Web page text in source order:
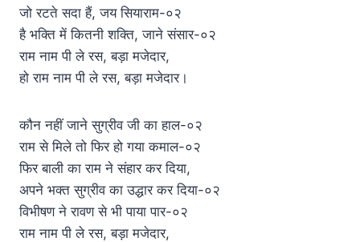
जो रटते सदा हैं, जय सियाराम-०२
है भक्ति में कितनी शक्ति, जाने संसार-०२
राम नाम पी ले रस, बड़ा मजेदार,
हो राम नाम पी ले रस, बड़ा मजेदार।
कौन नहीं जाने सुग्रीव जी का हाल-०२
राम से मिले तो फिर हो गया कमाल-०२
फिर बाली का राम ने संहार कर दिया,
अपने भक्त सुग्रीव का उद्धार कर दिया-०२
विभीषण ने रावण से भी पाया पार-०२
राम नाम पी ले रस, बड़ा मजेदार,